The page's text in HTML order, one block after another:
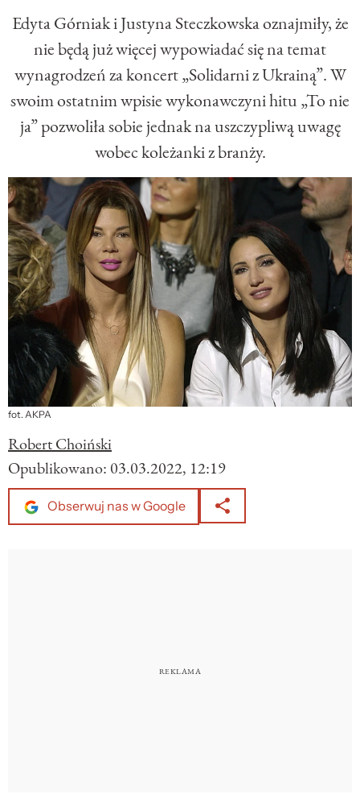
Edyta Górniak i Justyna Steczkowska oznajmiły, że
nie będą już więcej wypowiadać się na temat
wynagrodzeń za koncert „Solidarni z Ukrainą”. W
swoim ostatnim wpisie wykonawczyni hitu „To nie
ja” pozwoliła sobie jednak na uszczypliwą uwagę
wobec koleżanki z branży.
fot. AKPA
Robert Choiński
Opublikowano: 03.03.2022, 12:19
Obserwuj nas w Google